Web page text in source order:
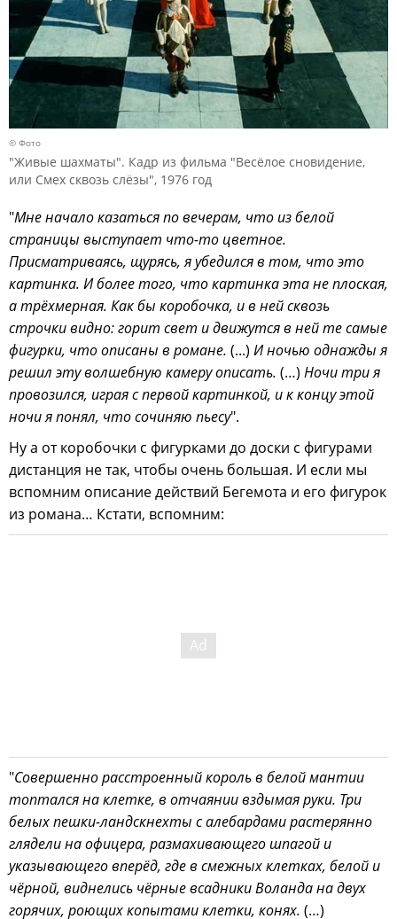
© Фото
"Живые шахматы". Кадр из фильма "Весёлое сновидение,
или Смех сквозь слёзы", 1976 год
"Мне начало казаться по вечерам, что из белой
страницы выступает что-то цветное.
Присматриваясь, щурясь, я убедился в том, что это
картинка. И более того, что картинка эта не плоская,
а трёхмерная. Как бы коробочка, и в ней сквозь
строчки видно: горит свет и движутся в ней те самые
фигурки, что описаны в романе. (...) И ночью однажды я
решил эту волшебную камеру описать. (…) Ночи три я
провозился, играя с первой картинкой, и к концу этой
ночи я понял, что сочиняю пьесу".
Ну а от коробочки с фигурками до доски с фигурами
дистанция не так, чтобы очень большая. И если мы
вспомним описание действий Бегемота и его фигурок
из романа… Кстати, вспомним:
"Совершенно расстроенный король в белой мантии
топтался на клетке, в отчаянии вздымая руки. Три
белых пешки-ландскнехты с алебардами растерянно
глядели на офицера, размахивающего шпагой и
указывающего вперёд, где в смежных клетках, белой и
чёрной, виднелись чёрные всадники Воланда на двух
горячих, роющих копытами клетки, конях. (…)